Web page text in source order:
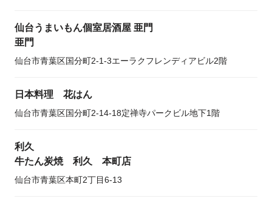
仙台うまいもん個室居酒屋 亜門
亜門
仙台市青葉区国分町2-1-3エーラクフレンディアビル2階
日本料理 花はん
仙台市青葉区国分町2-14-18定禅寺パークビル地下1階
利久
牛たん炭焼 利久 本町店
仙台市青葉区本町2丁目6-13